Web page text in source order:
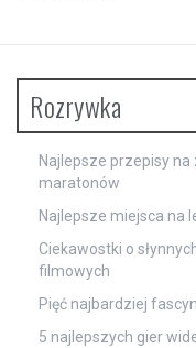
Rozrywka
Najlepsze przepisy
maratonów
Najlepsze miejsca na
Ciekawostki o
filmowych
Pięć najbardziej
5 najlepszych gier